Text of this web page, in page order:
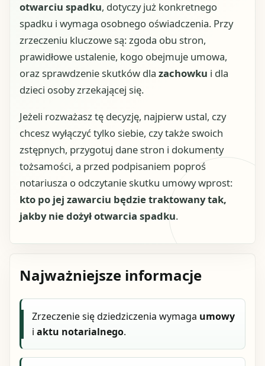
otwarciu spadku, dotyczy już konkretnego
spadku i wymaga osobnego oświadczenia. Przy
zrzeczeniu kluczowe są: zgoda obu stron,
prawidłowe ustalenie, kogo obejmuje umowa,
oraz sprawdzenie skutków dla zachowku i dla
dzieci osoby zrzekającej się.
Jeżeli rozważasz tę decyzję, najpierw ustal, czy
chcesz wyłączyć tylko siebie, czy także swoich
zstępnych, przygotuj dane stron i dokumenty
tożsamości, a przed podpisaniem poproś
notariusza o odczytanie skutku umowy wprost:
kto po jej zawarciu będzie traktowany tak,
jakby nie dożył otwarcia spadku.
Najważniejsze informacje
Zrzeczenie się dziedziczenia wymaga umowy
iaktu notarialnego.